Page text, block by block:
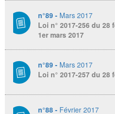
n°89 - Mars 2017
Loi n° 2017-256 du 28
1er mars 2017
n°89 - Mars 2017
Loi n° 2017-257 du 28
n°88 - Février 2017